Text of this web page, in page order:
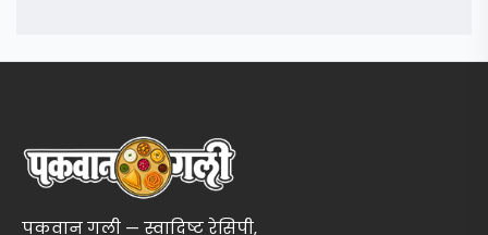
पकवान गली — स्वादिष्ट रेसिपी,